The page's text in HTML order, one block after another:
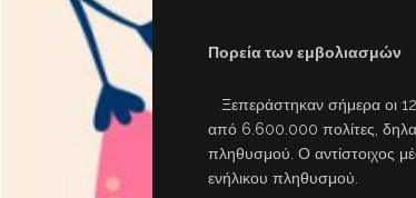
Πορεία των εμβολιασμών
Ξεπεράστηκαν σήμερα οι
από 6.600.000 πολίτες,
πληθυσμού. Ο αντίστοιχος
ενήλικου πληθυσμού.